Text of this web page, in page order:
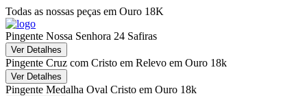
Todas as nossas peças em Ouro 18K
Pingente Nossa Senhora 24 Safiras
Ver Detalhes
Pingente Cruz com Cristo em Relevo em Ouro 18k
Ver Detalhes
Pingente Medalha Oval Cristo em Ouro 18k